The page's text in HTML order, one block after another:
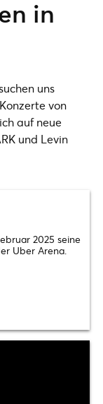
in
uns
von
auf neue
und Levin
2025 seine
Uber Arena.